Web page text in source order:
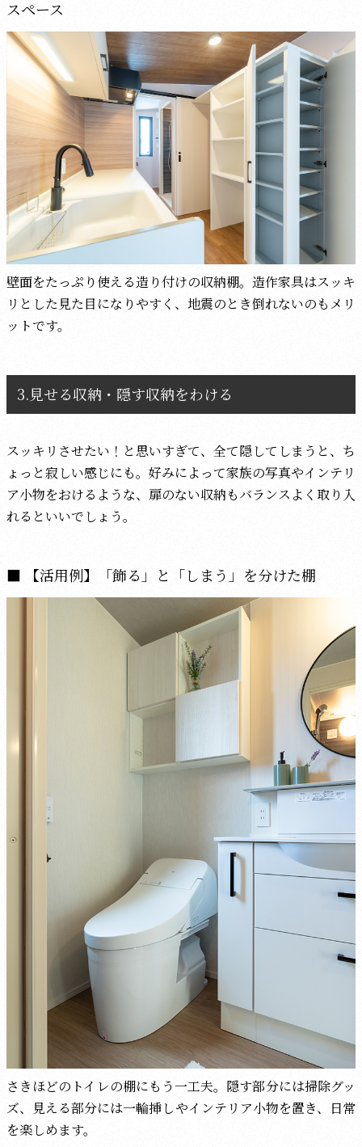
スペース
壁面をたっぷり使える造り付けの収納棚。造作家具はスッキ
リとした見た目になりやすく、地震のとき倒れないのもメリ
ットです。
3.見せる収納・隠す収納をわける
スッキリさせたい！と思いすぎて、全て隠してしまうと、ち
ょっと寂しい感じにも。好みによって家族の写真やインテリ
ア小物をおけるような、扉のない収納もバランスよく取り入
れるといいでしょう。
【活用例】「飾る」と「しまう」を分けた棚
さきほどのトイレの棚にもう一工夫。隠す部分には掃除グッ
ズ、見える部分には一輪挿しやインテリア小物を置き、日常
を楽しめます。